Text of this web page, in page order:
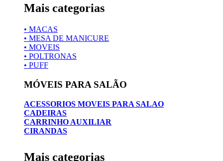
Mais categorias
• MACAS
• MESA DE MANICURE
• MOVEIS
• POLTRONAS
• PUFF
MÓVEIS PARA SALÃO
ACESSORIOS MOVEIS PARA SALAO
CADEIRAS
CARRINHO AUXILIAR
CIRANDAS
Mais categorias